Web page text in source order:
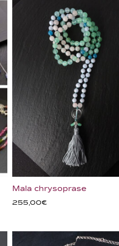
Mala chrysoprase
255,00€